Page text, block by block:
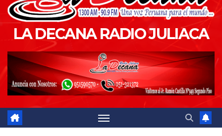
LA DECANA RADIO JULIACA